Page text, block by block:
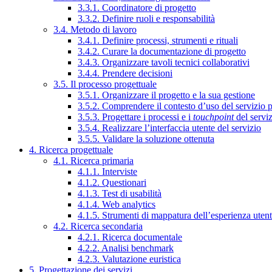
3.3.1. Coordinatore di progetto
3.3.2. Definire ruoli e responsabilità
3.4. Metodo di lavoro
3.4.1. Definire processi, strumenti e rituali
3.4.2. Curare la documentazione di progetto
3.4.3. Organizzare tavoli tecnici collaborativi
3.4.4. Prendere decisioni
3.5. Il processo progettuale
3.5.1. Organizzare il progetto e la sua gestione
3.5.2. Comprendere il contesto d’uso del servizio
3.5.3. Progettare i processi e i touchpointdel
3.5.4. Realizzare l’interfaccia utente del servizio
3.5.5. Validare la soluzione ottenuta
4. Ricerca progettuale
4.1. Ricerca primaria
4.1.1. Interviste
4.1.2. Questionari
4.1.3. Test di usabilità
4.1.4. Web analytics
4.1.5. Strumenti di mappatura dell’esperienza
4.2. Ricerca secondaria
4.2.1. Ricerca documentale
4.2.2. Analisi benchmark
4.2.3. Valutazione euristica
5. Progettazione dei servizi